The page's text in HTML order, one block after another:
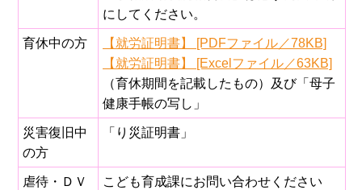
にしてください。
育休中の方
【就労証明書】 [PDFファイル／78KB]
【就労証明書】 [Excelファイル／63KB]
（育休期間を記載したもの）及び「母子
健康手帳の写し」
災害復旧中
の方
「り災証明書」
虐待・ＤＶ
こども育成課にお問い合わせください